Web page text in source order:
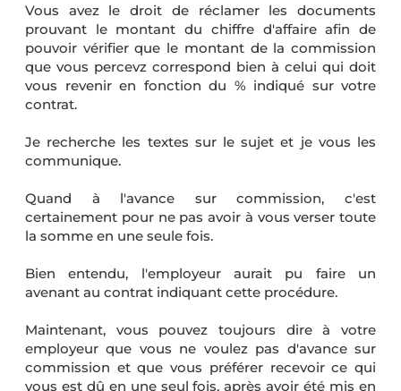
Vous avez le droit de réclamer les documents
prouvant le montant du chiffre d'affaire afin de
pouvoir vérifier que le montant de la commission
que vous percevz correspond bien à celui qui doit
vous revenir en fonction du % indiqué sur votre
contrat.
Je recherche les textes sur le sujet et je vous les
communique.
Quand à l'avance sur commission, c'est
certainement pour ne pas avoir à vous verser toute
la somme en une seule fois.
Bien entendu, l'employeur aurait pu faire un
avenant au contrat indiquant cette procédure.
Maintenant, vous pouvez toujours dire à votre
employeur que vous ne voulez pas d'avance sur
commission et que vous préférer recevoir ce qui
vous est dû en une seul fois, après avoir été mis en